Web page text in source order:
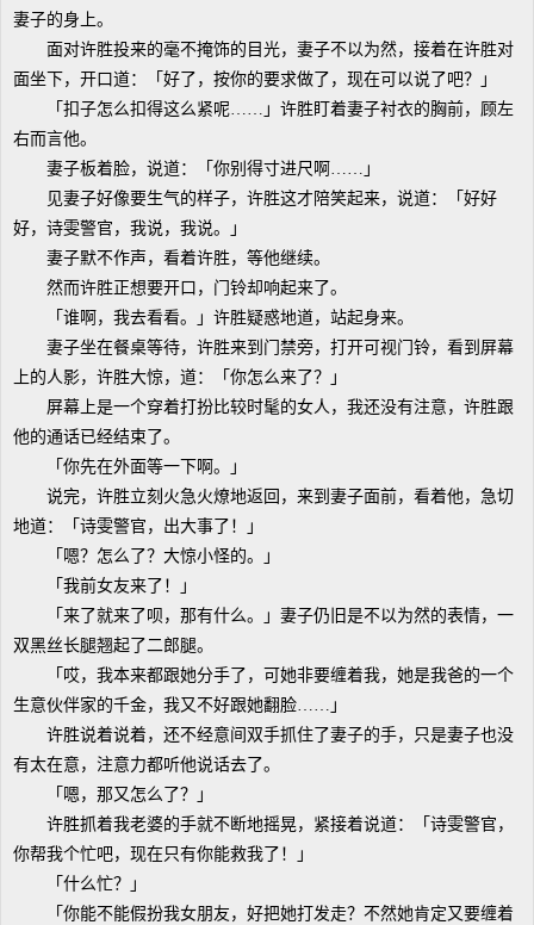
妻子的身上。
面对许胜投来的毫不掩饰的目光，妻子不以为然，接着在许胜对
面坐下，开口道：「好了，按你的要求做了，现在可以说了吧？」
「扣子怎么扣得这么紧呢……」许胜盯着妻子衬衣的胸前，顾左
右而言他。
妻子板着脸，说道：「你别得寸进尺啊……」
见妻子好像要生气的样子，许胜这才陪笑起来，说道：「好好
好，诗雯警官，我说，我说。」
妻子默不作声，看着许胜，等他继续。
然而许胜正想要开口，门铃却响起来了。
「谁啊，我去看看。」许胜疑惑地道，站起身来。
妻子坐在餐桌等待，许胜来到门禁旁，打开可视门铃，看到屏幕
上的人影，许胜大惊，道：「你怎么来了？」
屏幕上是一个穿着打扮比较时髦的女人，我还没有注意，许胜跟
他的通话已经结束了。
「你先在外面等一下啊。」
说完，许胜立刻火急火燎地返回，来到妻子面前，看着他，急切
地道：「诗雯警官，出大事了！」
「嗯？怎么了？大惊小怪的。」
「我前女友来了！」
「来了就来了呗，那有什么。」妻子仍旧是不以为然的表情，一
双黑丝长腿翘起了二郎腿。
「哎，我本来都跟她分手了，可她非要缠着我，她是我爸的一个
生意伙伴家的千金，我又不好跟她翻脸……」
许胜说着说着，还不经意间双手抓住了妻子的手，只是妻子也没
有太在意，注意力都听他说话去了。
「嗯，那又怎么了？」
许胜抓着我老婆的手就不断地摇晃，紧接着说道：「诗雯警官，
你帮我个忙吧，现在只有你能救我了！」
「什么忙？」
「你能不能假扮我女朋友，好把她打发走？不然她肯定又要缠着